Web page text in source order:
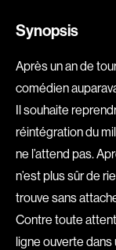
Action
Animation
Aventure
Comédies
Documentaires
Érotiques
Famille
Fiction
Synopsis
Après un an de
comédien
Il souhaite
réintégration du
ne l’attend pas.
n’est plus sûr de
trouve sans
Contre toute
ligne ouverte